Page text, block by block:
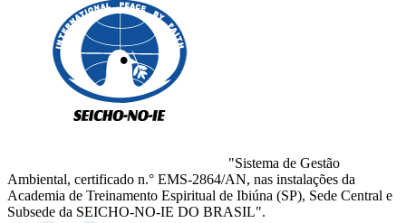
"Sistema de Gestão
Ambiental, certificado n.° EMS-2864/AN, nas instalações da
Academia de Treinamento Espiritual de Ibiúna (SP), Sede Central e
Subsede da SEICHO-NO-IE DO BRASIL".